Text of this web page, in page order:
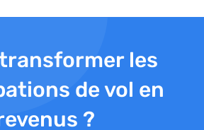
les
de vol en
?